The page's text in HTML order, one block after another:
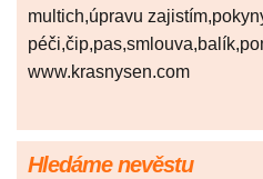
multich,úpravu
www.krasnysen.com
Hledáme nevěstu